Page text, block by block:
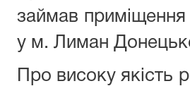
займав
у м. Лиман
Про високу якість